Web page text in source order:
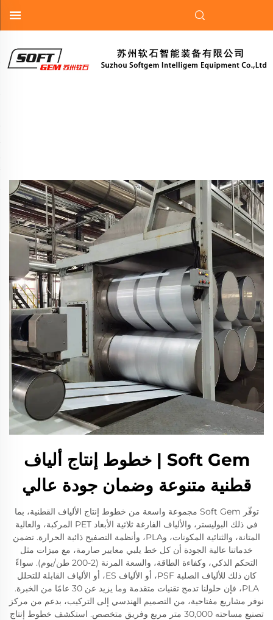
Soft Gem | خطوط إنتاج ألياف
قطنية متنوعة وضمان جودة عالي
توفّر Soft Gem مجموعة واسعة من خطوط إنتاج الألياف القطنية، بما
في ذلك البوليستر، والألياف الفارغة ثلاثية الأبعاد PET المركبة، والعالية
المتانة، والثنائية المكونات، وPLA، وأنظمة التصفيح ذائبة الحرارة. تضمن
خدماتنا عالية الجودة أن كل خط يلبي معايير صارمة، مع ميزات مثل
التحكم الذكي، وكفاءة الطاقة، والسعة المرنة (2-200 طن/يوم). سواءً
كان ذلك للألياف الصلبة PSF، أو الألياف ES، أو الألياف القابلة للتحلل
PLA، فإن حلولنا تدمج تقنيات متقدمة وما يزيد عن 30 عامًا من الخبرة.
نوفر مشاريع مفتاحية، من التصميم الهندسي إلى التركيب، بدعم من مركز
تصنيع مساحته 30,000 متر مربع وفريق متخصص. استكشف خطوط إنتاج